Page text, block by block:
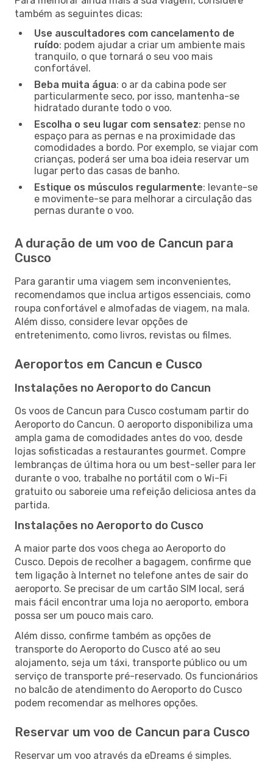
também as seguintes dicas:
Use auscultadores com cancelamento de
ruído: podem ajudar a criar um ambiente mais
tranquilo, o que tornará o seu voo mais
confortável.
Beba muita água: o ar da cabina pode ser
particularmente seco, por isso, mantenha-se
hidratado durante todo o voo.
Escolha o seu lugar com sensatez: pense no
espaço para as pernas e na proximidade das
comodidades a bordo. Por exemplo, se viajar com
crianças, poderá ser uma boa ideia reservar um
lugar perto das casas de banho.
Estique os músculos regularmente: levante-se
e movimente-se para melhorar a circulação das
pernas durante o voo.
A duração de um voo de Cancun para
Cusco
Para garantir uma viagem sem inconvenientes,
recomendamos que inclua artigos essenciais, como
roupa confortável e almofadas de viagem, na mala.
Além disso, considere levar opções de
entretenimento, como livros, revistas ou filmes.
Aeroportos em Cancun e Cusco
Instalações no Aeroporto do Cancun
Os voos de Cancun para Cusco costumam partir do
Aeroporto do Cancun. O aeroporto disponibiliza uma
ampla gama de comodidades antes do voo, desde
lojas sofisticadas a restaurantes gourmet. Compre
lembranças de última hora ou um best-seller para ler
durante o voo, trabalhe no portátil com o Wi-Fi
gratuito ou saboreie uma refeição deliciosa antes da
partida.
Instalações no Aeroporto do Cusco
A maior parte dos voos chega ao Aeroporto do
Cusco. Depois de recolher a bagagem, confirme que
tem ligação à Internet no telefone antes de sair do
aeroporto. Se precisar de um cartão SIM local, será
mais fácil encontrar uma loja no aeroporto, embora
possa ser um pouco mais caro.
Além disso, confirme também as opções de
transporte do Aeroporto do Cusco até ao seu
alojamento, seja um táxi, transporte público ou um
serviço de transporte pré-reservado. Os funcionários
no balcão de atendimento do Aeroporto do Cusco
podem recomendar as melhores opções.
Reservar um voo de Cancun para Cusco
Reservar um voo através da eDreams é simples.